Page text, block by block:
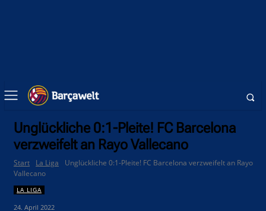
Unglückliche 0:1-Pleite! FC Barcelona
verzweifelt an Rayo Vallecano
Start La Liga
Unglückliche 0:1-Pleite! FC Barcelona verzweifelt an Rayo
Vallecano
LA LIGA
24. April 2022